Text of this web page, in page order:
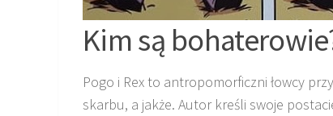
Kim są
Pogo i Rex to antropomorficzni łowcy
skarbu, a jakże. Autor kreśli swoje